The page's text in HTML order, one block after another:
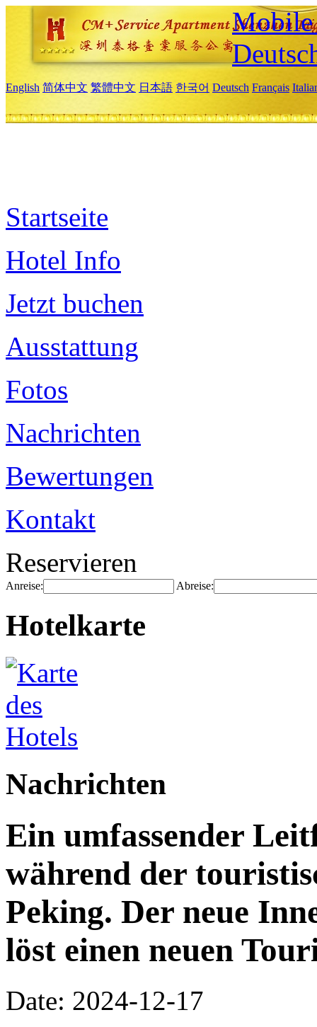
Mobile
English 简体中文 繁體中文 日本語 한국어 Deutsch Français
Startseite
Hotel Info
Jetzt buchen
Ausstattung
Fotos
Nachrichten
Bewertungen
Kontakt
Reservieren
Anreise: Abreise:
Hotelkarte
Nachrichten
Ein umfassender
während der
Peking. Der neue
löst einen neuen
Date: 2024-12-17